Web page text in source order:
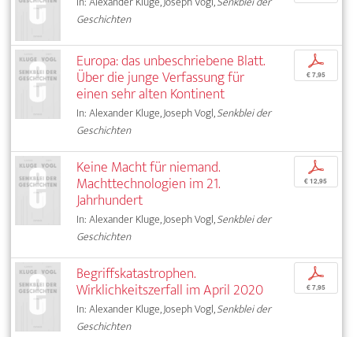
Geschichten
Europa: das unbeschriebene Blatt.
Über die junge Verfassung für
einen sehr alten Kontinent
In: Alexander Kluge, Joseph Vogl,Senkblei der
Geschichten
p
€ 7,95
Keine Macht für niemand.
Machttechnologien im 21.
Jahrhundert
In: Alexander Kluge, Joseph Vogl,Senkblei der
Geschichten
p
€ 12,95
Begriffskatastrophen.
Wirklichkeitszerfall im April 2020
In: Alexander Kluge, Joseph Vogl,Senkblei der
Geschichten
p
€ 7,95